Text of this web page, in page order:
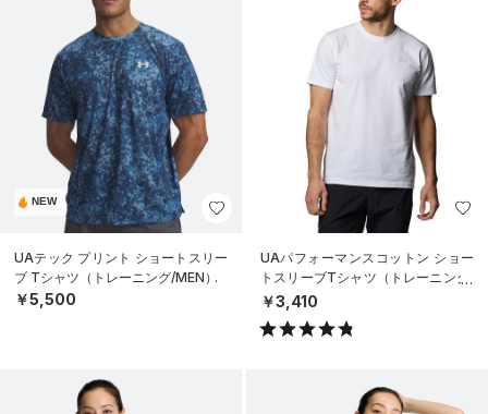
NEW
UAテック プリント ショートスリー
ブ Tシャツ（トレーニング/MEN）
￥5,500
UAパフォーマンスコットン ショー
トスリーブTシャツ（トレーニング/
MEN）
￥3,410